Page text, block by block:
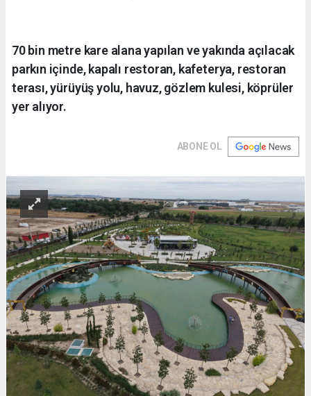
70 bin metre kare alana yapılan ve yakında açılacak
parkın içinde, kapalı restoran, kafeterya, restoran
terası, yürüyüş yolu, havuz, gözlem kulesi, köprüler
yer alıyor.
ABONE OL